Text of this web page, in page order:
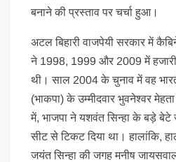
बनाने की प्रस्ताव पर चर्चा हुआ।
अटल बिहारी वाजपेयी सरकार में
ने 1998, 1999 और 2009 में
थी। साल 2004 के चुनाव में वह
(भाकपा) के उम्मीदवार भुवनेश्वर
में, भाजपा ने यशवंत सिन्हा के बड़े बेटे
सीट से टिकट दिया था। हालांकि,
जयंत सिन्हा की जगह मनीष